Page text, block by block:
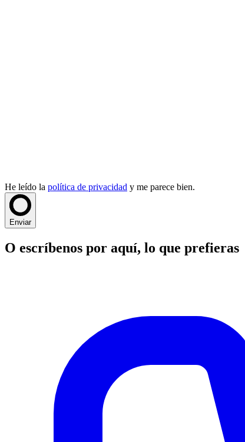
He leído la política de privacidad y me parece bien.
Enviar
O escríbenos por aquí, lo que prefieras